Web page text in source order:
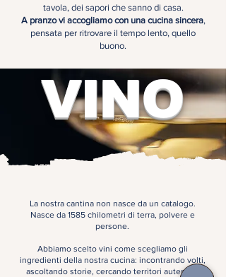
tavola, dei sapori che sanno di casa.
A pranzo vi accogliamo con una cucina sincera,
pensata per ritrovare il tempo lento, quello
buono.
VINO
La nostra cantina non nasce da un catalogo.
Nasce da 1585 chilometri di terra, polvere e
persone.
Abbiamo scelto vini come scegliamo gli
ingredienti della nostra cucina: incontrando volti,
ascoltando storie, cercando territori autentici.